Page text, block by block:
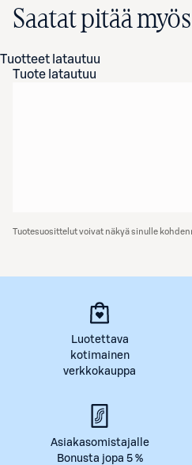
Saatat pitää
Tuotteet latautuu
Tuote latautuu
Tuotesuosittelut voivat näkyä sinulle
Luotettava
kotimainen
verkkokauppa
Asiakasomistajalle
Bonusta jopa 5 %